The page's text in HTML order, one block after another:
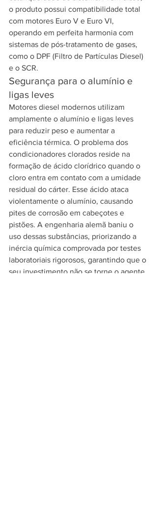
o produto possui compatibilidade total
com motores Euro V e Euro VI,
operando em perfeita harmonia com
sistemas de pós-tratamento de gases,
como o DPF (Filtro de Partículas Diesel)
e o SCR.
Segurança para o alumínio e
ligas leves
Motores diesel modernos utilizam
amplamente o alumínio e ligas leves
para reduzir peso e aumentar a
eficiência térmica. O problema dos
condicionadores clorados reside na
formação de ácido clorídrico quando o
cloro entra em contato com a umidade
residual do cárter. Esse ácido ataca
violentamente o alumínio, causando
pites de corrosão em cabeçotes e
pistões. A engenharia alemã baniu o
uso dessas substâncias, priorizando a
inércia química comprovada por testes
laboratoriais rigorosos, garantindo que o
seu investimento não se torne o agente